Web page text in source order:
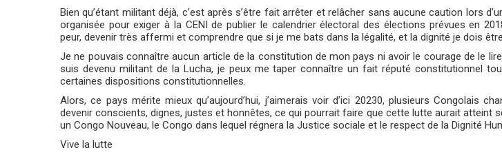
Bien qu’étant militant déjà, c’est après s’être fait arrêter et relâcher sans aucune caution lors
organisée pour exiger à la CENI de publier le calendrier électoral des élections prévues en
peur, devenir très affermi et comprendre que si je me bats dans la légalité, et la dignité je dois
Je ne pouvais connaître aucun article de la constitution de mon pays ni avoir le courage de le
suis devenu militant de la Lucha, je peux me taper connaître un fait réputé constitutionnel
certaines dispositions constitutionnelles.
Alors, ce pays mérite mieux qu’aujourd’hui, j’aimerais voir d’ici 20230, plusieurs Congolais
devenir conscients, dignes, justes et honnêtes, ce qui pourrait faire que cette lutte aurait atteint
un Congo Nouveau, le Congo dans lequel régnera la Justice sociale et le respect de la Dignité
Vive la lutte